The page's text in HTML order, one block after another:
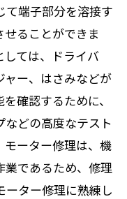
て端子部分を溶接す
ることができま
ては、ドライバ
ャー、はさみなどが
確認するために、
どの高度なテスト
ーター修理は、機
業であるため、修理
ーター修理に熟練し